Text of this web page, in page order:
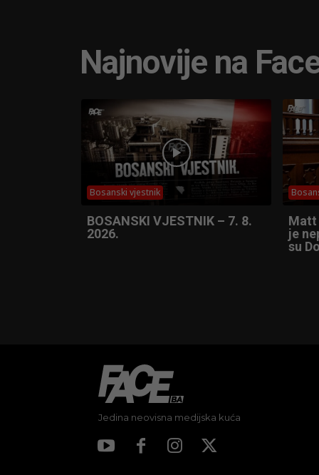
Najnovije na
Bosanski vjestnik
BOSANSKI VJESTNIK – 7. 8.
2026.
Matt
je
su
Jedina neovisna medijska kuća